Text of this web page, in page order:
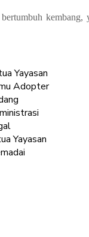
Yayasan
Adopter
Yayasan